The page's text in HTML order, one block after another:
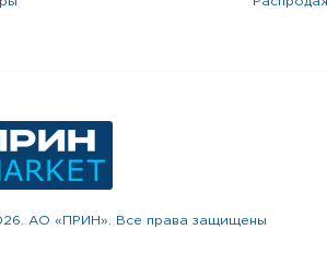
АО «ПРИН». Все права защищены